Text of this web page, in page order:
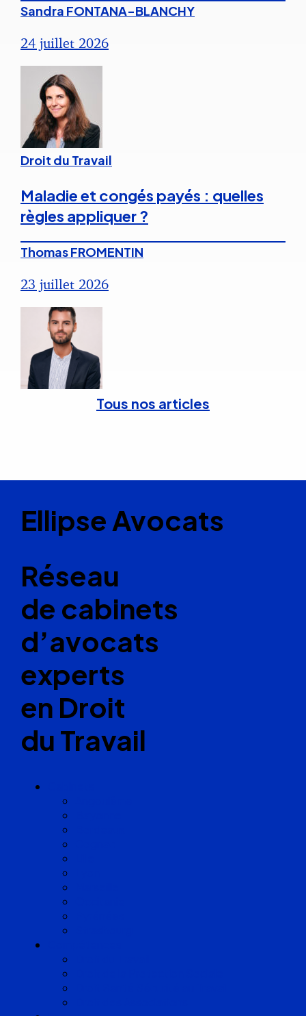
Sandra FONTANA-BLANCHY
24 juillet 2026
Droit du Travail
Maladie et congés payés : quelles
règles appliquer ?
Thomas FROMENTIN
23 juillet 2026
Tous nos articles
Ellipse Avocats
Réseau
de cabinets
d’avocats
experts
en Droit
du Travail